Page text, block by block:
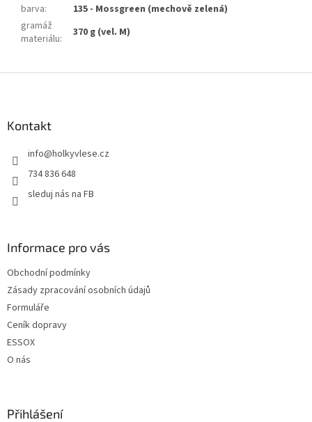
barva:
135 - Mossgreen (mechově zelená)
gramáž
materiálu: 370 g (vel. M)
Kontakt
info@holkyvlese.cz
734 836 648
sleduj nás na FB
Informace pro vás
Obchodní podmínky
Zásady zpracování osobních údajů
Formuláře
Ceník dopravy
ESSOX
O nás
Přihlášení